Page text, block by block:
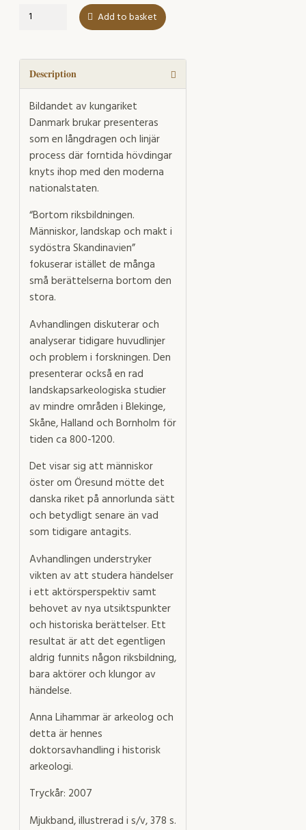
Bortom
Add to basket
Description
Bildandet av kungariket
Danmark brukar presenteras
som en långdragen och linjär
process där forntida hövdingar
knyts ihop med den moderna
nationalstaten.
“Bortom riksbildningen.
Människor, landskap och makt i
sydöstra Skandinavien”
fokuserar istället de många
små berättelserna bortom den
stora.
Avhandlingen diskuterar och
analyserar tidigare huvudlinjer
och problem i forskningen. Den
presenterar också en rad
landskapsarkeologiska studier
av mindre områden i Blekinge,
Skåne, Halland och Bornholm för
tiden ca 800-1200.
Det visar sig att människor
öster om Öresund mötte det
danska riket på annorlunda sätt
och betydligt senare än vad
som tidigare antagits.
Avhandlingen understryker
vikten av att studera händelser
i ett aktörsperspektiv samt
behovet av nya utsiktspunkter
och historiska berättelser. Ett
resultat är att det egentligen
aldrig funnits någon riksbildning,
bara aktörer och klungor av
händelse.
Anna Lihammar är arkeolog och
detta är hennes
doktorsavhandling i historisk
arkeologi.
Tryckår: 2007
Mjukband, illustrerad i s/v, 378 s.